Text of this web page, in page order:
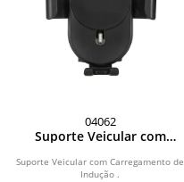
04062
Suporte Veicular com
Suporte Veicular com Carregamento de
Indução .